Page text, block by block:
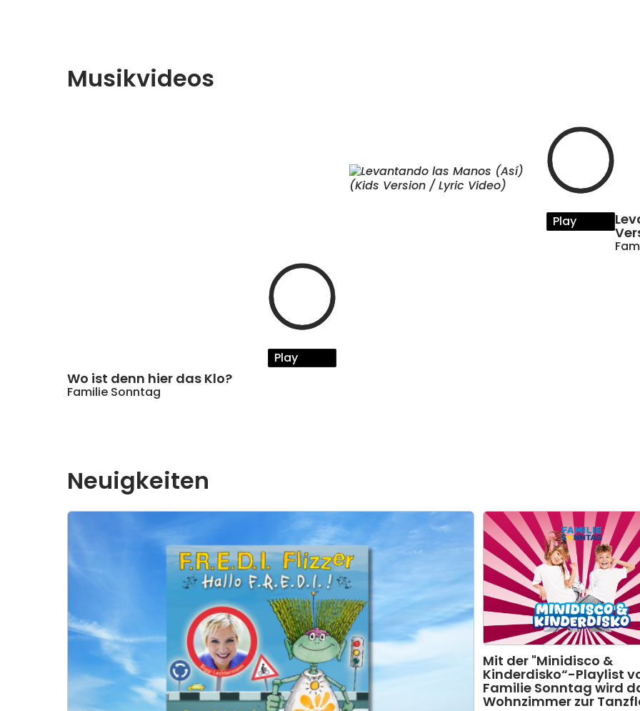
Musikvideos
Play
Play
Wo ist denn hier das Klo?
Familie Sonntag
Neuigkeiten
Mit der "Minidisco &
Kinderdisko“-Playlist
Familie Sonntag wird
Wohnzimmer zur